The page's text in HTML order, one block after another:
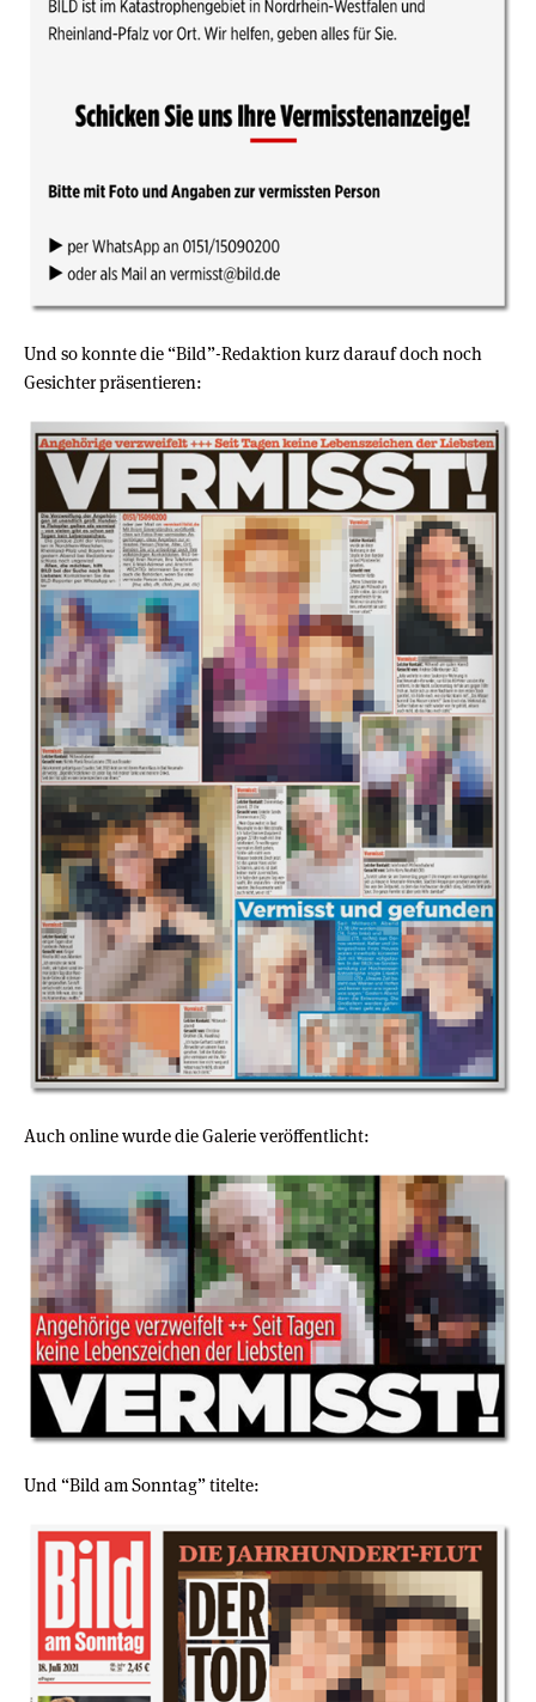
Und so konnte die “Bild”-Redaktion kurz darauf doch noch
Gesichter präsentieren:
Auch online wurde die Galerie veröffentlicht:
Und “Bild am Sonntag” titelte: